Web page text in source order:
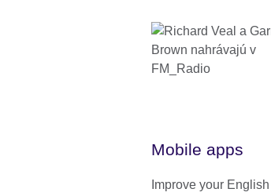
Mobile apps
Improve your